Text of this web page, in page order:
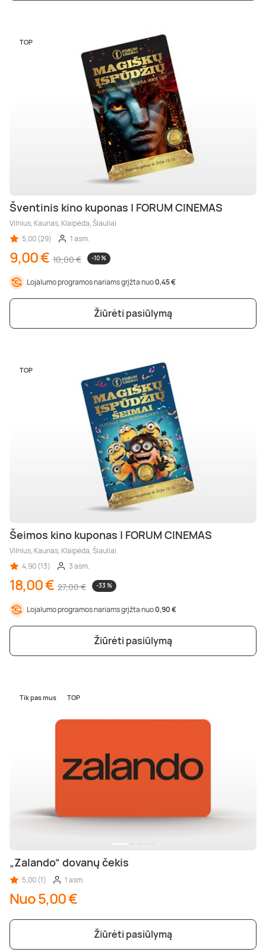
TOP
Šventinis kino kuponas | FORUM CINEMAS
Vilnius, Kaunas, Klaipėda, Šiauliai
5,00 (29)
1 asm.
9,00 € 10,00 € -10 %
Lojalumo programos nariams grįžta nuo0,45 €
Žiūrėti pasiūlymą
TOP
Šeimos kino kuponas | FORUM CINEMAS
Vilnius, Kaunas, Klaipėda, Šiauliai
4,90 (13)
3 asm.
18,00 € 27,00 € -33 %
Lojalumo programos nariams grįžta nuo0,90 €
Žiūrėti pasiūlymą
Tik pas mus TOP
„Zalando“ dovanų čekis
5,00 (1) 1 asm.
Nuo 5,00 €
Žiūrėti pasiūlymą